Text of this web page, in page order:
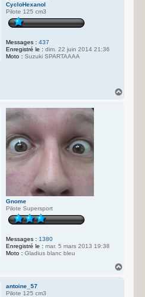
CycloHexanol
Pilote 125 cm3
Messages : 437
Enregistré le : dim. 22 juin 2014 21:36
Moto : Suzuki SPARTAAAA
Gnome
Pilote Supersport
Messages : 1380
Enregistré le : mar. 5 mars 2013 19:38
Moto : Gladius blanc bleu
antoine_57
Pilote 125 cm3